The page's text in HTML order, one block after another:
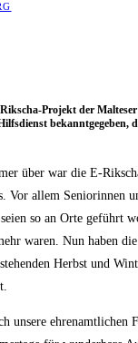
Pro­jekt der
bekannt­ge­ge­ben,
über war die
Vor allem Senio­rin­nen
so an Orte geführt
waren. Nun haben
Herbst und
unse­re